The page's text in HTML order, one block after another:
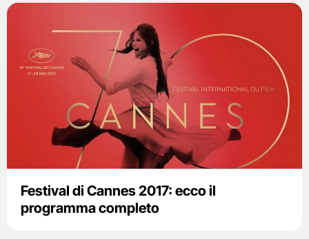
Festival di Cannes 2017: ecco il
programma completo